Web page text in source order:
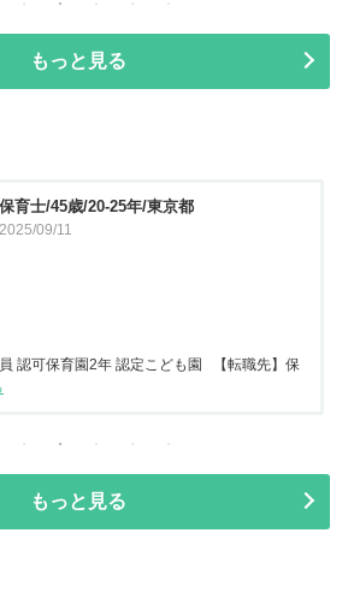
もっと見る
保育士/45歳/20-25年/東京都
2025/09/11
員 認可保育園2年 認定こども園 【転職先】保
もっと見る